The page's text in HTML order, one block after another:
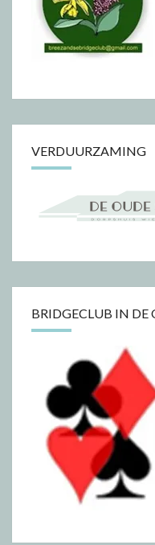
VERDUURZAMING
BRIDGECLUB IN DE